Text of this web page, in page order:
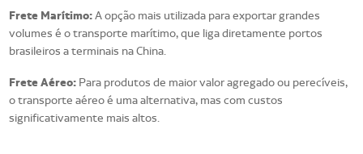
Frete Marítimo:A opção mais utilizada para exportar grandes
volumes é o transporte marítimo, que liga diretamente portos
brasileiros a terminais na China.
Frete Aéreo: Para produtos de maior valor agregado ou perecíveis,
o transporte aéreo é uma alternativa, mas com custos
significativamente mais altos.